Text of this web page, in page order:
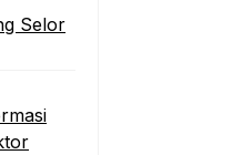
Selor